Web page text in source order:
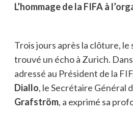
L’hommage de la FIFA à
Trois jours après la clôture, le
trouvé un écho à Zurich.
adressé au Président de la
Diallo, le Secrétaire Général
Grafström, a exprimé sa